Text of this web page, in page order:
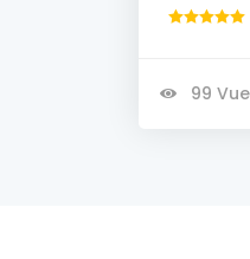
99